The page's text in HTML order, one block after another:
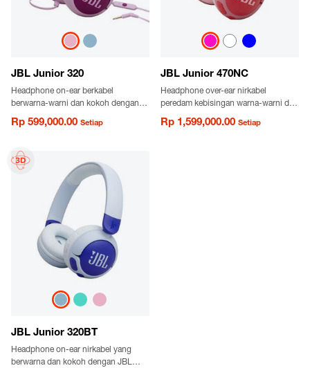
JBL Junior 320
Headphone on-ear berkabel
berwarna-warni dan kokoh dengan
JBL Safe Sound untuk anak-anak
Rp 599,000.00 Setiap
JBL Junior 470NC
Headphone over-ear nirkabel
peredam kebisingan warna-warni dan
tahan lama dengan JBL Safe Sound
untuk anak-anak dan kontrol orang
Rp 1,599,000.00 Setiap
JBL Junior 320BT
Headphone on-ear nirkabel yang
berwarna dan kokoh dengan JBL